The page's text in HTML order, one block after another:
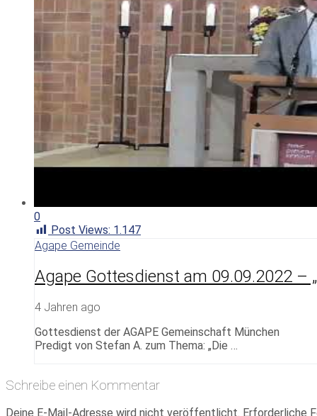
0
Post Views: 1.147
Agape Gemeinde
Agape Gottesdienst am 09.09.2022 –
4 Jahren ago
Gottesdienst der AGAPE Gemeinschaft München
Predigt von Stefan A. zum Thema: „Die …
Schreibe einen Kommentar
Deine E-Mail-Adresse wird nicht veröffentlicht. Erforderliche